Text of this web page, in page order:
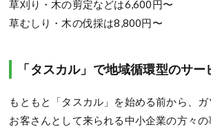
草刈り・木の剪定などは6,600円〜
草むしり・木の伐採は8,800円〜
「タスカル」で地域循環型のサ
もともと「タスカル」を始める前から、
お客さんとして来られる中小企業の方々の